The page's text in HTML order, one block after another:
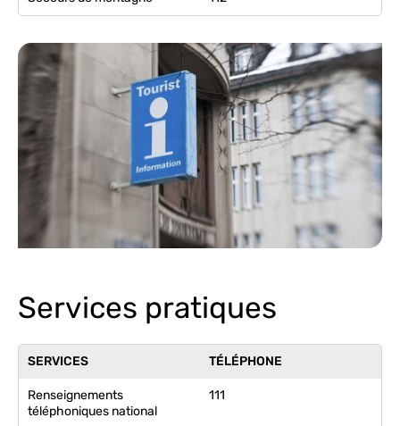
Services pratiques
SERVICES TÉLÉPHONE
Renseignements
téléphoniques national
111